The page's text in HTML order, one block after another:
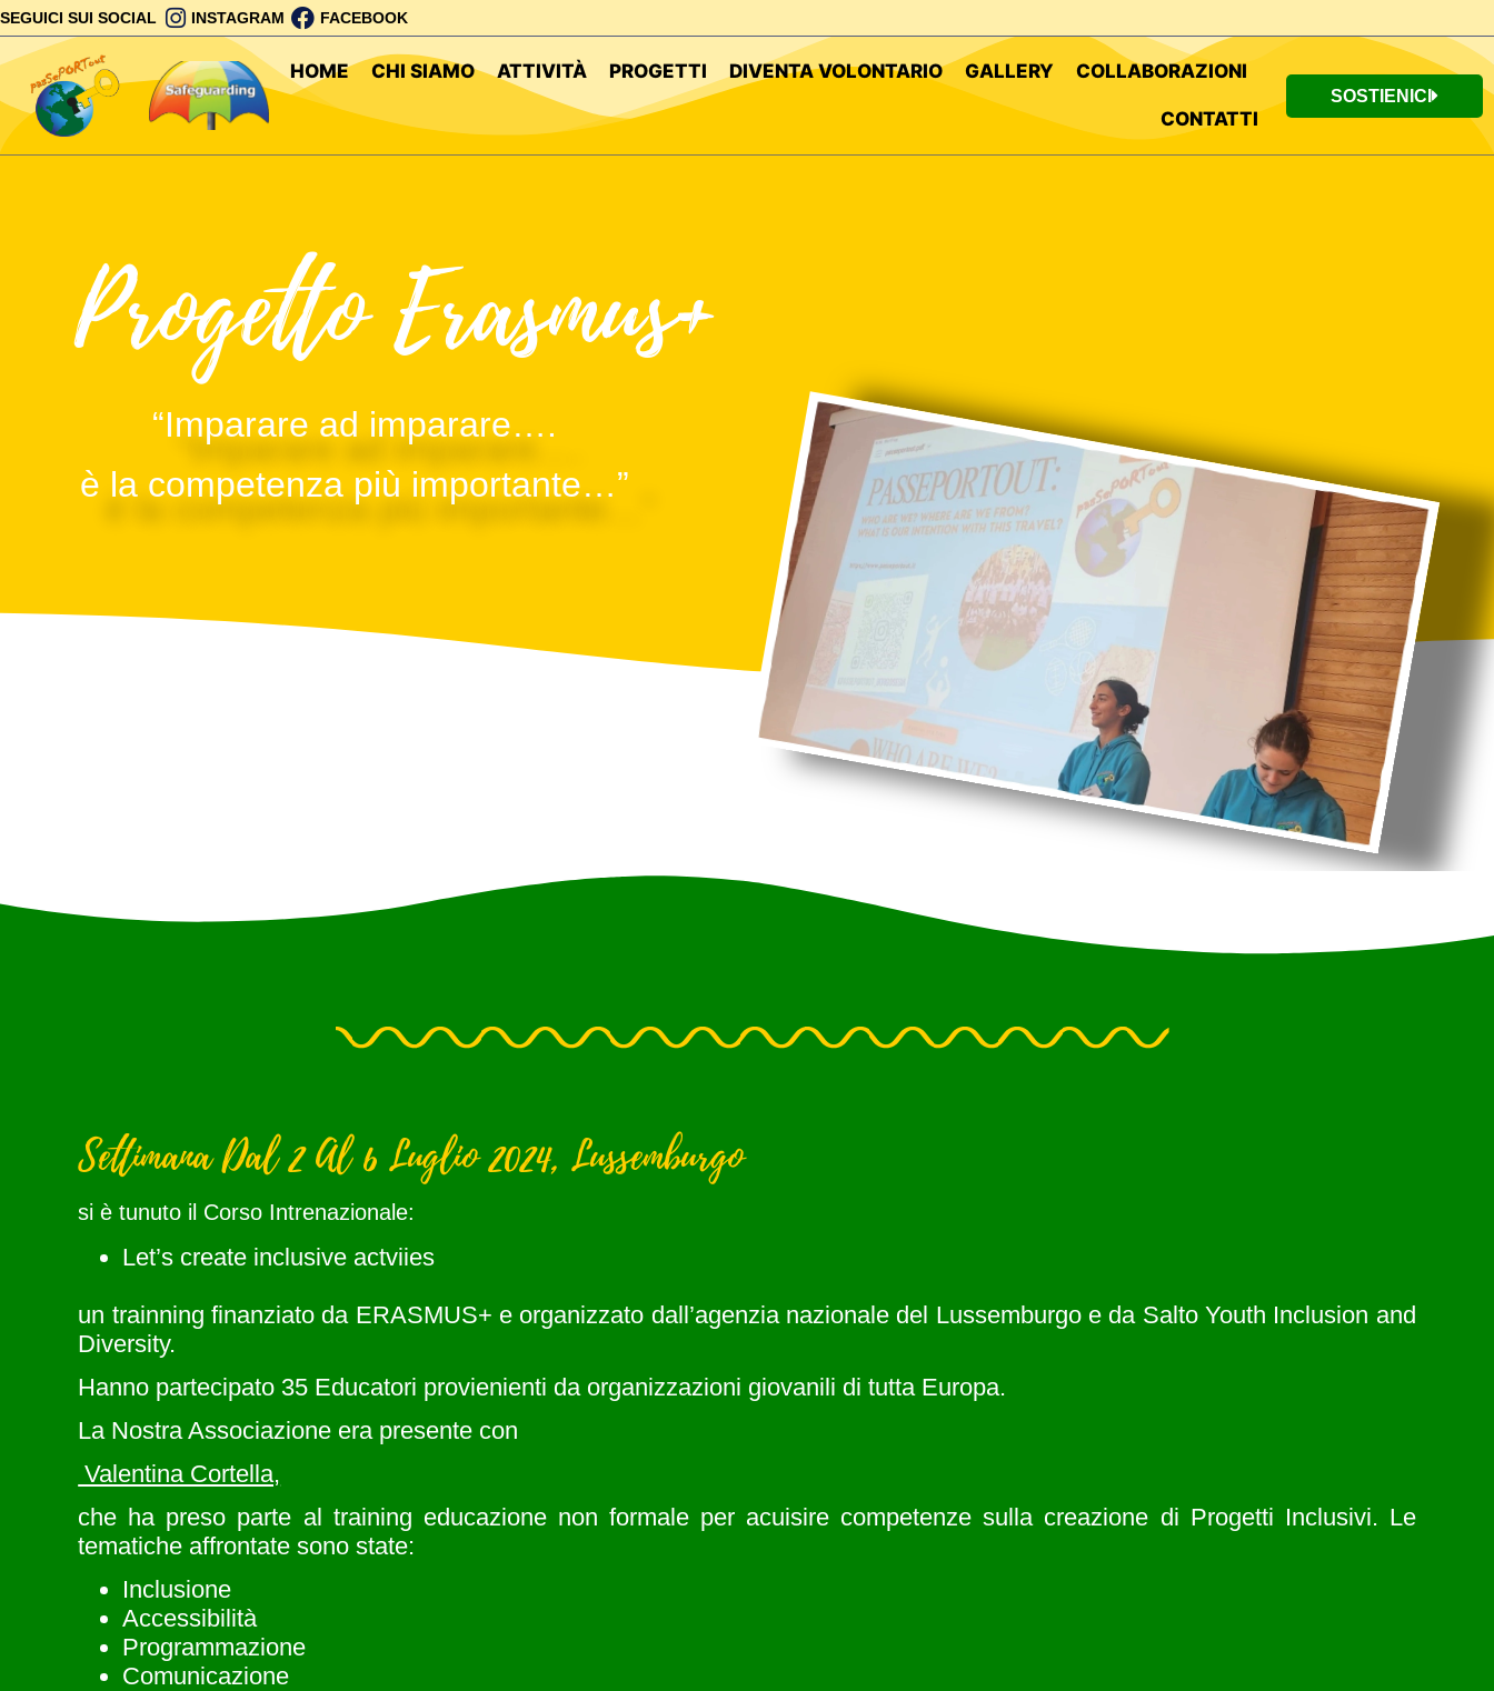
SEGUICI SUI SOCIAL INSTAGRAM FACEBOOK
HOME CHI SIAMO ATTIVITÀ PROGETTI DIVENTA VOLONTARIO GALLERY COLLABORAZIONI
CONTATTI
SOSTIENICI
Progetto Erasmus+
“Imparare ad imparare….
è la competenza più importante…”
Settimana Dal 2 Al 6 Luglio 2024, Lussemburgo
si è tunuto il Corso Intrenazionale:
Let’s create inclusive actviies
un trainning finanziato da ERASMUS+ e organizzato dall’agenzia nazionale del Lussemburgo e da Salto Youth Inclusion and
Diversity.
Hanno partecipato 35 Educatori provienienti da organizzazioni giovanili di tutta Europa.
La Nostra Associazione era presente con
Valentina Cortella,
che ha preso parte al training educazione non formale per acuisire competenze sulla creazione di Progetti Inclusivi. Le
tematiche affrontate sono state:
Inclusione
Accessibilità
Programmazione
Comunicazione